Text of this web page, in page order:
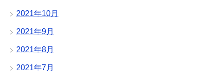
2021年10月
2021年9月
2021年8月
2021年7月